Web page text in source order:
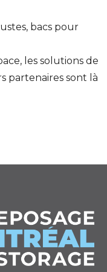
bacs pour
les solutions de
partenaires sont là